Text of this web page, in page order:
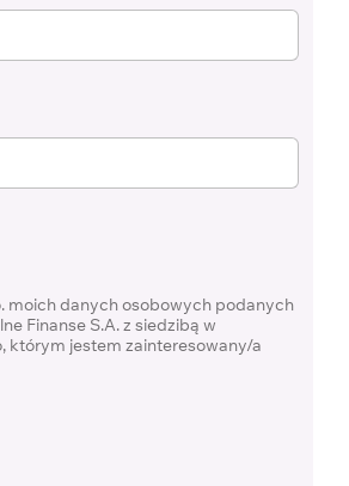
moich danych osobowych podanych
Finanse S.A. z siedzibą w
którym jestem zainteresowany/a